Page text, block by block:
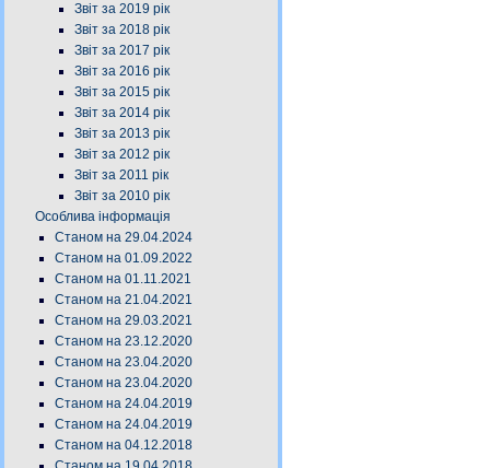
Звіт за 2019 рік
Звіт за 2018 рік
Звіт за 2017 рік
Звіт за 2016 рік
Звіт за 2015 рік
Звіт за 2014 рік
Звіт за 2013 рік
Звіт за 2012 рік
Звіт за 2011 рік
Звіт за 2010 рік
Особлива інформація
Станом на 29.04.2024
Станом на 01.09.2022
Станом на 01.11.2021
Станом на 21.04.2021
Станом на 29.03.2021
Станом на 23.12.2020
Станом на 23.04.2020
Станом на 23.04.2020
Станом на 24.04.2019
Станом на 24.04.2019
Станом на 04.12.2018